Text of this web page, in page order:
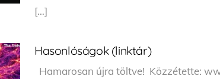
[…]
Hasonlóságok (linktár)
Hamarosan újra töltve! Közzétette: